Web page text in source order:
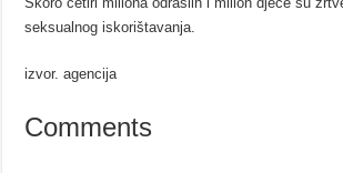
seksualnog iskorištavanja.
izvor. agencija
Comments